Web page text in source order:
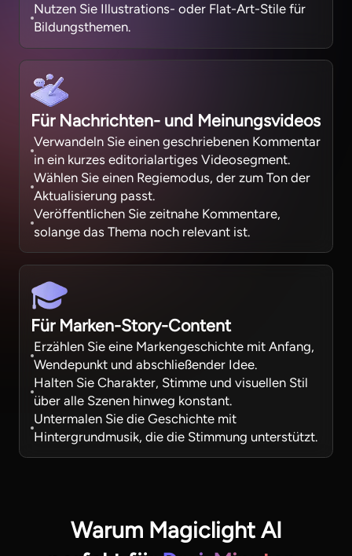
Nutzen Sie Illustrations- oder Flat-Art-Stile für
Bildungsthemen.
Für Nachrichten- und Meinungsvideos
Verwandeln Sie einen geschriebenen Kommentar
in ein kurzes editorialartiges Videosegment.
Wählen Sie einen Regiemodus, der zum Ton der
Aktualisierung passt.
Veröffentlichen Sie zeitnahe Kommentare,
solange das Thema noch relevant ist.
Für Marken-Story-Content
Erzählen Sie eine Markengeschichte mit Anfang,
Wendepunkt und abschließender Idee.
Halten Sie Charakter, Stimme und visuellen Stil
über alle Szenen hinweg konstant.
Untermalen Sie die Geschichte mit
Hintergrundmusik, die die Stimmung unterstützt.
Warum Magiclight AI